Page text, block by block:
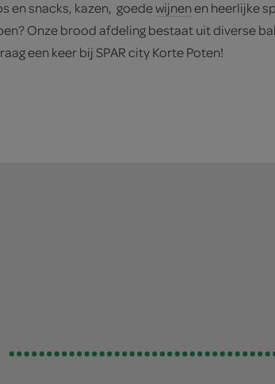
en snacks, kazen, goedewijnenen heerlijke
Onze brood afdeling bestaat uit diverse
een keer bij SPAR city Korte Poten!